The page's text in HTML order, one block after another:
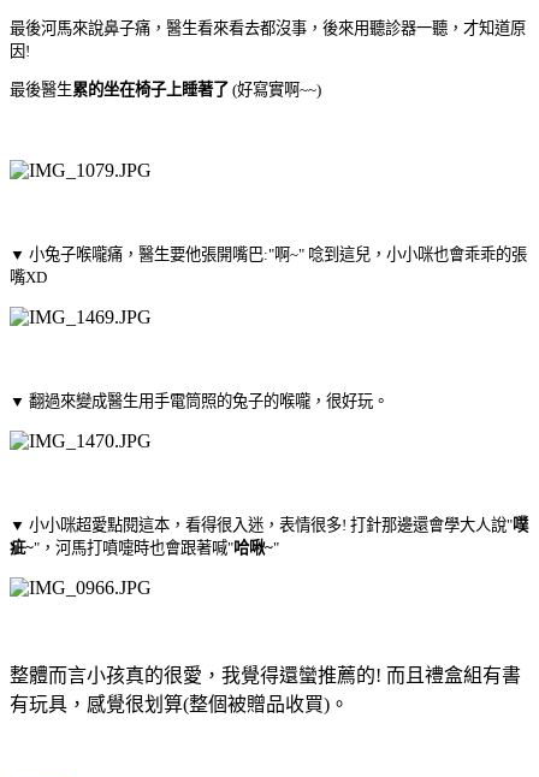
最後河馬來說鼻子痛，醫生看來看去都沒事，後來用聽診器一聽，才知道原
因!
最後醫生累的坐在椅子上睡著了 (好寫實啊~~)
▼ 小兔子喉嚨痛，醫生要他張開嘴巴:"啊~" 唸到這兒，小小咪也會乖乖的張
嘴XD
▼ 翻過來變成醫生用手電筒照的兔子的喉嚨，很好玩。
▼ 小小咪超愛點閱這本，看得很入迷，表情很多! 打針那邊還會學大人說"噗
疵~"，河馬打噴嚏時也會跟著喊"哈啾~"
整體而言小孩真的很愛，我覺得還蠻推薦的! 而且禮盒組有書
有玩具，感覺很划算(整個被贈品收買)。